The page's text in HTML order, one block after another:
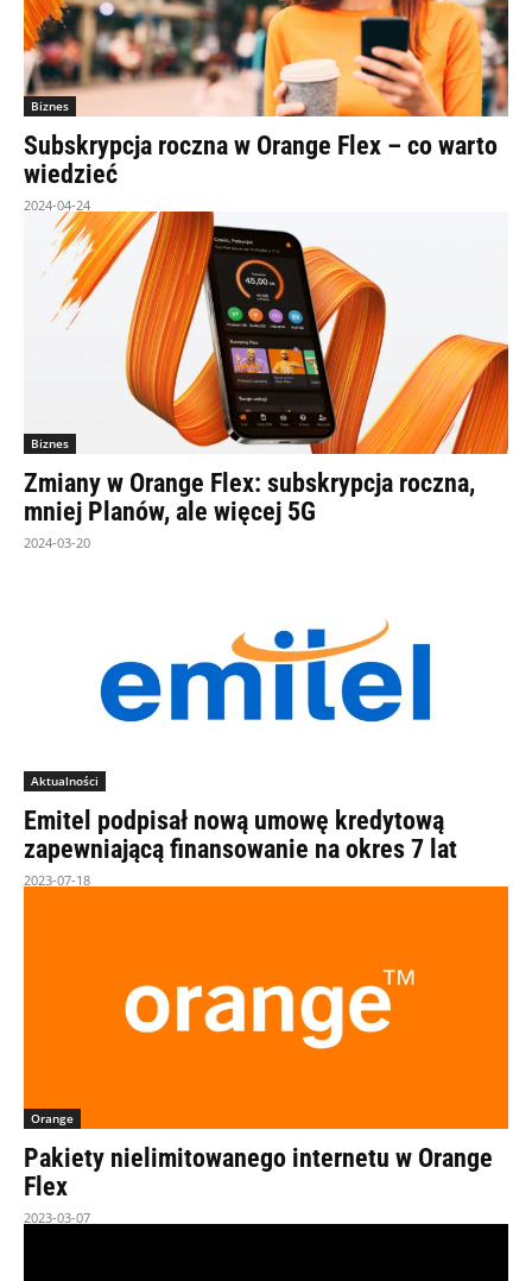
Biznes
Subskrypcja roczna w Orange Flex – co warto
wiedzieć
2024-04-24
Biznes
Zmiany w Orange Flex: subskrypcja roczna,
mniej Planów, ale więcej 5G
2024-03-20
Aktualności
Emitel podpisał nową umowę kredytową
zapewniającą finansowanie na okres 7 lat
2023-07-18
Orange
Pakiety nielimitowanego internetu w Orange
Flex
2023-03-07